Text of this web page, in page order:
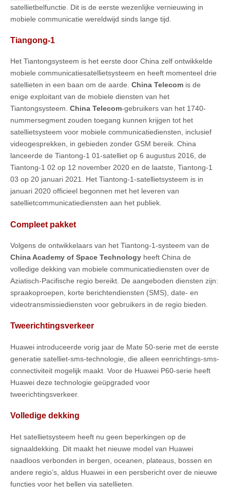
satellietbelfunctie. Dit is de eerste wezenlijke vernieuwing in
mobiele communicatie wereldwijd sinds lange tijd.
Tiangong-1
Het Tiantongsysteem is het eerste door China zelf ontwikkelde
mobiele communicatiesatellietsysteem en heeft momenteel drie
satellieten in een baan om de aarde. China Telecom is de
enige exploitant van de mobiele diensten van het
Tiantongsysteem. China Telecom-gebruikers van het 1740-
nummersegment zouden toegang kunnen krijgen tot het
satellietsysteem voor mobiele communicatiediensten, inclusief
videogesprekken, in gebieden zonder GSM bereik. China
lanceerde de Tiantong-1 01-satelliet op 6 augustus 2016, de
Tiantong-1 02 op 12 november 2020 en de laatste, Tiantong-1
03 op 20 januari 2021. Het Tiantong-1-satellietsysteem is in
januari 2020 officieel begonnen met het leveren van
satellietcommunicatiediensten aan het publiek.
Compleet pakket
Volgens de ontwikkelaars van het Tiantong-1-systeem van de
China Academy of Space Technology heeft China de
volledige dekking van mobiele communicatiediensten over de
Aziatisch-Pacifische regio bereikt. De aangeboden diensten zijn:
spraakoproepen, korte berichtendiensten (SMS), date- en
videotransmissiediensten voor gebruikers in de regio bieden.
Tweerichtingsverkeer
Huawei introduceerde vorig jaar de Mate 50-serie met de eerste
generatie satelliet-sms-technologie, die alleen eenrichtings-sms-
connectiviteit mogelijk maakt. Voor de Huawei P60-serie heeft
Huawei deze technologie geüpgraded voor
tweerichtingsverkeer.
Volledige dekking
Het satellietsysteem heeft nu geen beperkingen op de
signaaldekking. Dit maakt het nieuwe model van Huawei
naadloos verbonden in bergen, oceanen, plateaus, bossen en
andere regio’s, aldus Huawei in een persbericht over de nieuwe
functies voor het bellen via satellieten.